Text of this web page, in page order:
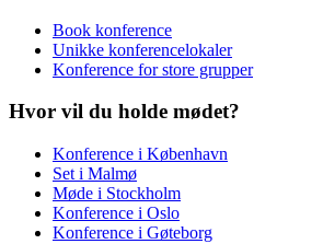
Book konference
Unikke konferencelokaler
Konference for store grupper
Hvor vil du holde mødet?
Konference i København
Set i Malmø
Møde i Stockholm
Konference i Oslo
Konference i Gøteborg